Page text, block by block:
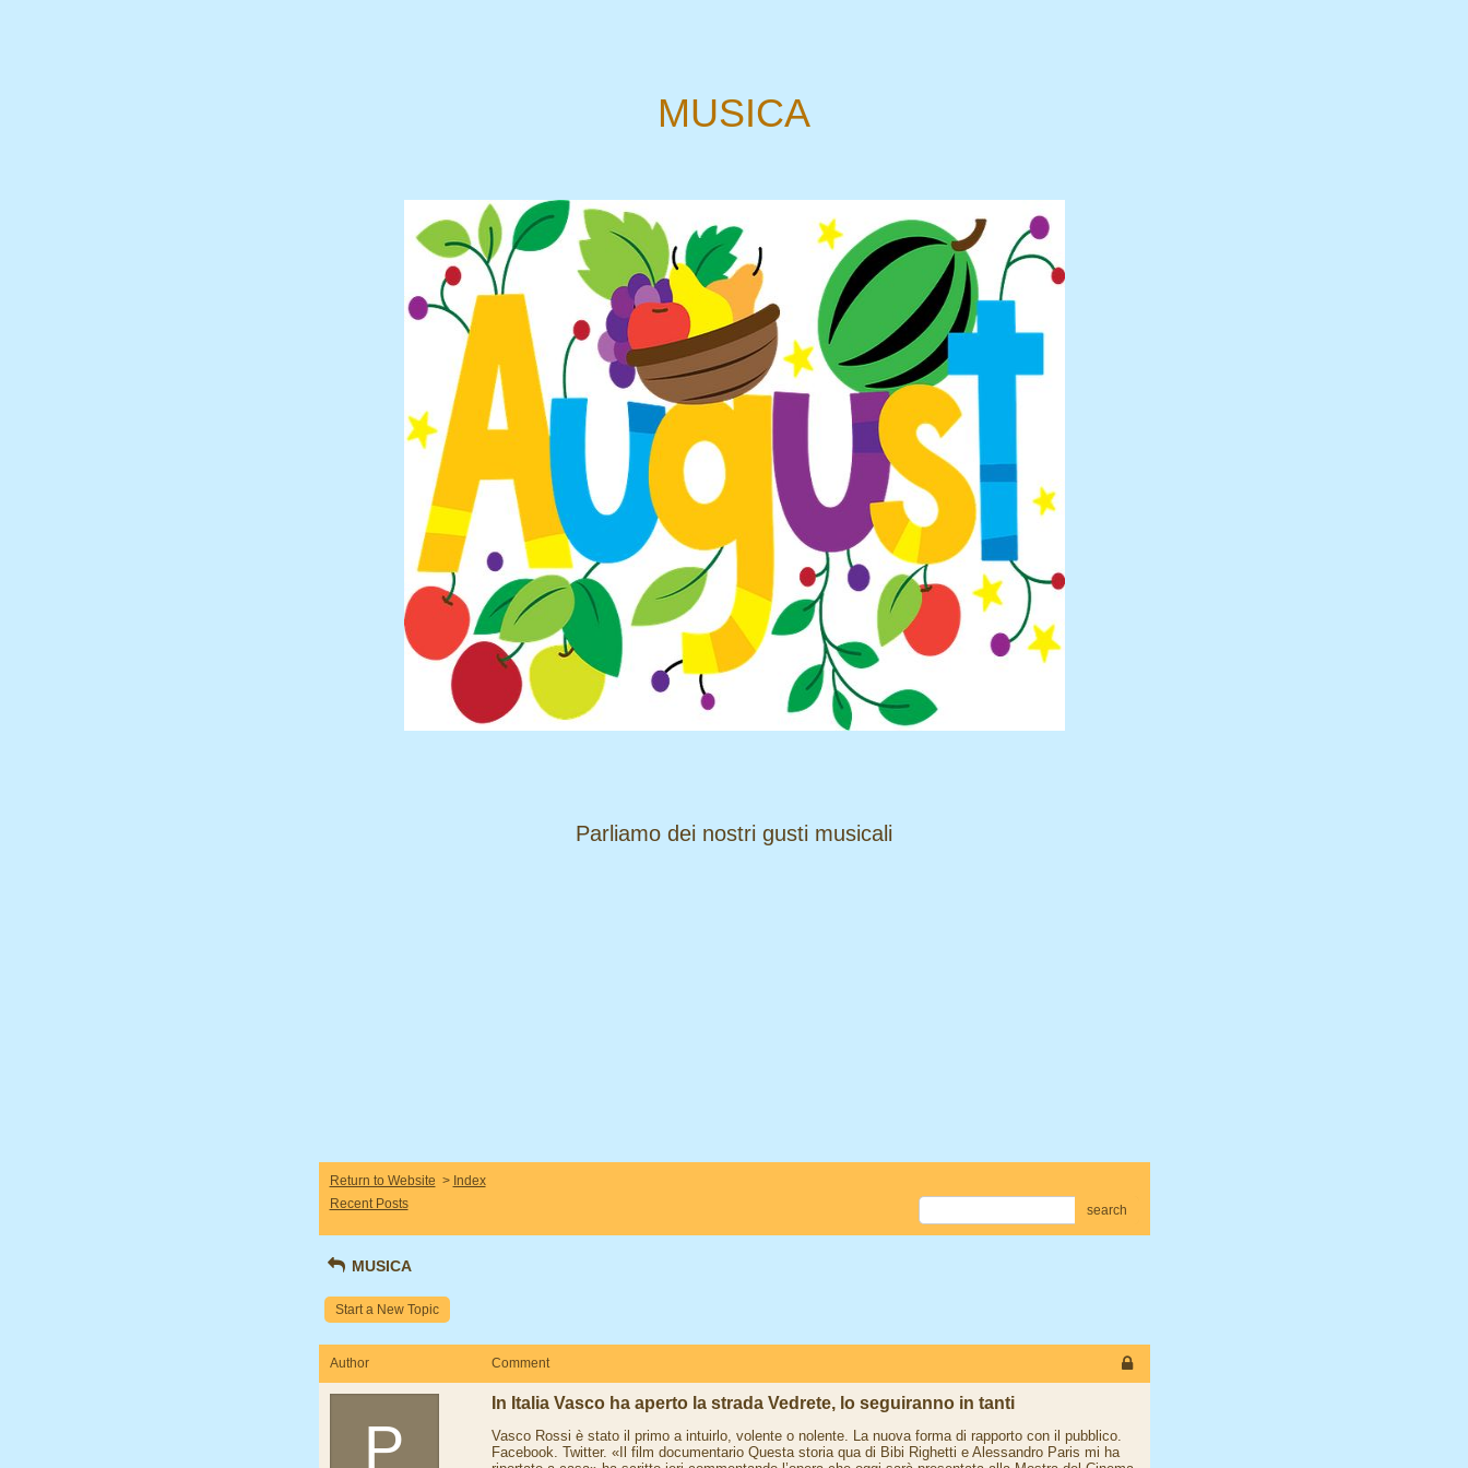
MUSICA
​​​​​​​Parliamo dei nostri gusti musicali
Return to Website > Index
Recent Posts
search
MUSICA
Start a New Topic
Author Comment
P
In Italia Vasco ha aperto la strada Vedrete, lo seguiranno in tanti
Vasco Rossi è stato il primo a intuirlo, volente o nolente. La nuova forma di rapporto con il pubblico.
Facebook. Twitter. «Il film documentario Questa storia qua di Bibi Righetti e Alessandro Paris mi ha